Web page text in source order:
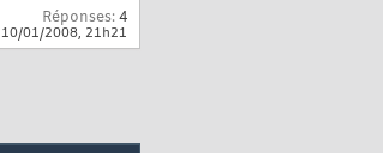
Réponses:4
10/01/2008, 21h21